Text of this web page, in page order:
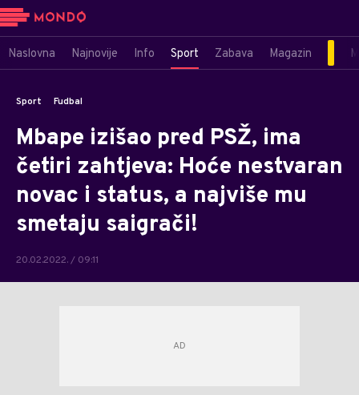
Naslovna Najnovije Info Sport Zabava Magazin
Sport Fudbal
Mbape izišao pred PSŽ, ima
četiri zahtjeva: Hoće nestvaran
novac i status, a najviše mu
smetaju saigrači!
20.02.2022. / 09:11